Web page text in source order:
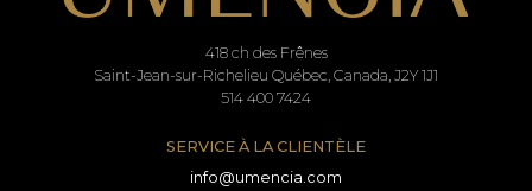
418 ch des Frênes
Saint-Jean-sur-Richelieu Québec, Canada, J2Y 1J1
514 400 7424
SERVICE À LA CLIENTÈLE
info@umencia.com